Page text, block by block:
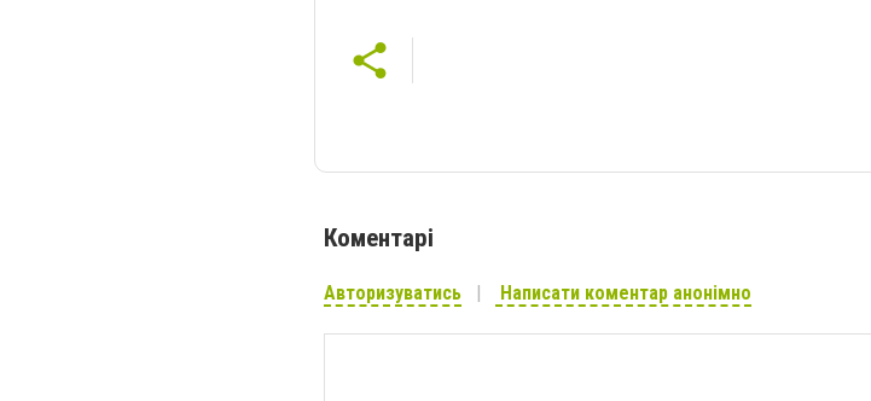
Коментарі
Авторизуватись Написати коментар анонімно